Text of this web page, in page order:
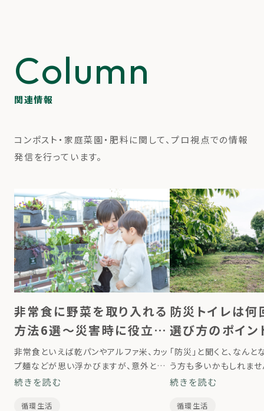
Column
関連情報
コンポスト・家庭菜園・肥料に関して、プロ視点での情報
発信を行っています。
非常食に野菜を取り入れる
方法6選～災害時に役立つ
備えを紹介～
非常食といえば乾パンやアルファ米、カッ
プ麺などが思い浮かびますが、意外と見
落としがちなのが「野菜」です。災害時は
養バランスを意識した備えが健康を守る
続きを読む
循環生活
防災トイレは何
選び方のポイン
説
「防災」と聞くと、なん
う方も多いかもしれませ
の暮らしの延長でできる
ます。なかでも忘れがち
続きを読む
循環生活